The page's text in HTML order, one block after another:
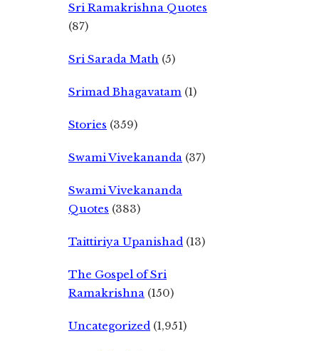
Sri Ramakrishna Quotes
(87)
Sri Sarada Math (5)
Srimad Bhagavatam (1)
Stories (359)
Swami Vivekananda (37)
Swami Vivekananda
Quotes (383)
Taittiriya Upanishad (13)
The Gospel of Sri
Ramakrishna (150)
Uncategorized (1,951)